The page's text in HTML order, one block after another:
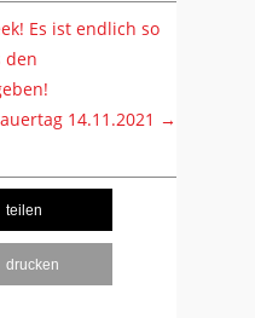
Es ist endlich so
den
14.11.2021 →
teilen
drucken